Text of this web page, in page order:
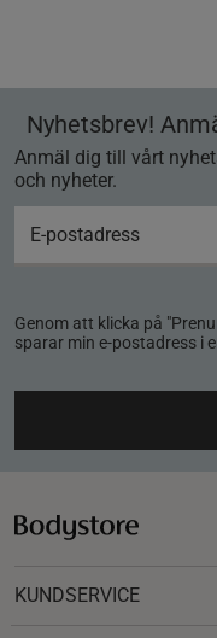
Nyhetsbrev!
Anmäl dig till vårt
och nyheter.
Genom att klicka på
sparar min e-postadress i
KUNDSERVICE